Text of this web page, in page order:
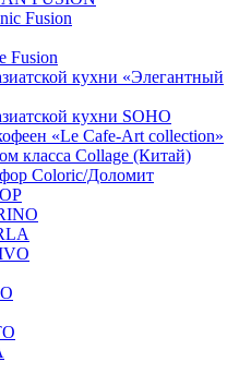
Fusion
Fusion
кухни «Элегантный
кухни SOHO
«Le Cafe-Art collection»
класса Collage (Китай)
Coloric/Доломит